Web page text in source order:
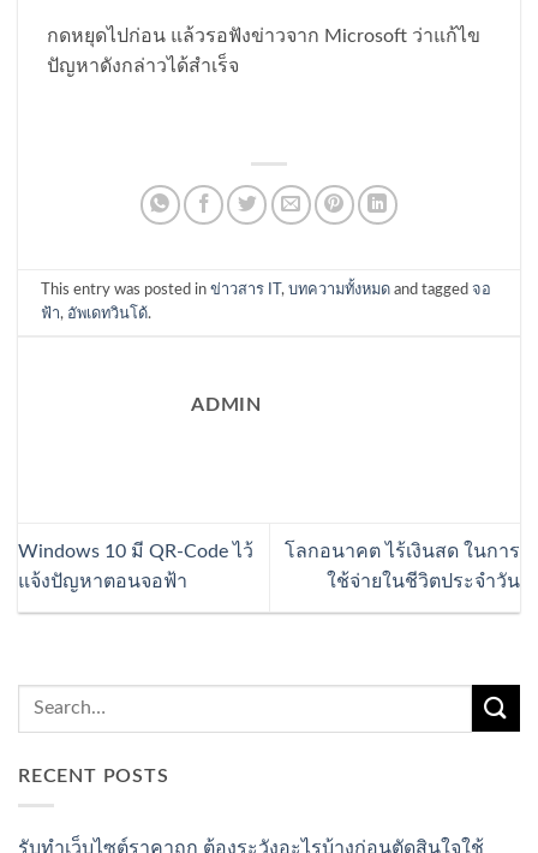
กดหยุดไปก่อน แล้วรอฟังข่าวจาก Microsoft ว่าแก้ไข
ปัญหาดังกล่าวได้สำเร็จ
This entry was posted inข่าวสาร IT,บทความทั้งหมด and taggedจอ
ฟ้า, อัพเดทวินโด้.
ADMIN
Windows 10 มี QR-Code ไว้
แจ้งปัญหาตอนจอฟ้า
โลกอนาคต ไร้เงินสด ในการ
ใช้จ่ายในชีวิตประจำวัน
RECENT POSTS
รับทำเว็บไซต์ราคาถูก ต้องระวังอะไรบ้างก่อนตัดสินใจใช้